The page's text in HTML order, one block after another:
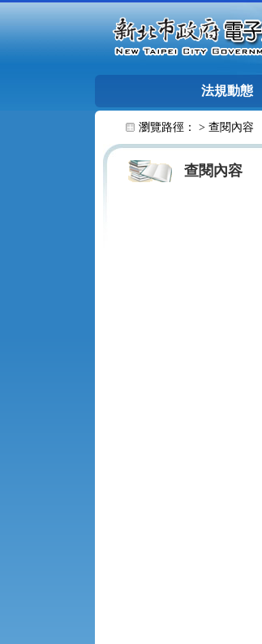
法規動態
瀏覽路徑： > 查閱內容
查閱內容